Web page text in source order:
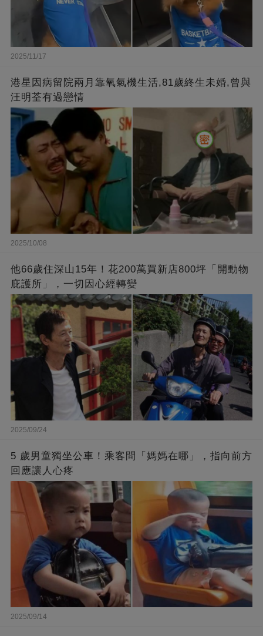
2025/11/17
港星因病留院兩月靠氧氣機生活,81歲終生未婚,曾與
汪明荃有過戀情
2025/10/08
他66歲住深山15年！花200萬買新店800坪「開動物
庇護所」，一切因心經轉變
2025/09/24
5 歲男童獨坐公車！乘客問「媽媽在哪」，指向前方
回應讓人心疼
2025/09/14